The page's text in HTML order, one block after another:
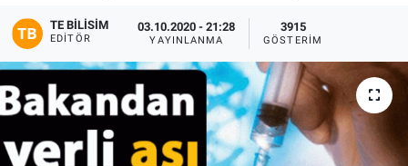
TE BILISIM
EDITÖR
03.10.2020 - 21:28
YAYINLANMA
3915
GÖSTERIM
Haber Arşivi